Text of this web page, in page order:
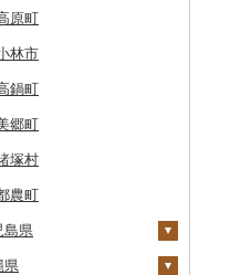
村
市
町
町
村
幌町
町
町
沢市
目屋村
台市
河原町
田市
谷町
松島市
形市
川町
江町
沢市
島町
折町
吹町
見町
枝岐村
多方市
相馬市
津若松市
岡市
城県（県庁）
東市
美玉市
立市
子町
嶋市
見町
泉町
野原町
之条町
木市
本市
川市
須市
郷市
潮市
生町
いたま市
田市
武市
川市
西市
崎町
橋市
葉市
井市
宿区
東区
梅市
立市
川区
生市
平市
京区
木市
老名市
模原市
間市
宮町
輪町
ヶ根市
滝村
曲市
野町
野市
木村
智村
松町
白川村
岐市
阜県（県庁）
呂市
治見市
井町
那市
前崎市
伊豆町
伊豆町
水町
伊豆町
崎町
西市
田市
戸市
府市
田市
ま市
倉市
牧市
西市
久手市
槻市
中市
面市
子町
町
早赤阪村
大阪市
津市
路市
波篠山市
美町
屋市
戸市
西市
田市
穂市
良市
和郡山市
迫川村
城市
宅町
駒市
吉野村
條市
南町
歌山県（県庁）
なべ町
つらぎ町
辺市
山村
本町
知市
洋町
知町
芸市
山町
佐清水市
川村
川町
後市
木町
方市
賀町
任町
九州市
美町
郡市
山村
城町
船町
都町
蘇市
志市
里町
北町
原町
林市
鍋町
郷町
塚村
農町
島県
宿市
県